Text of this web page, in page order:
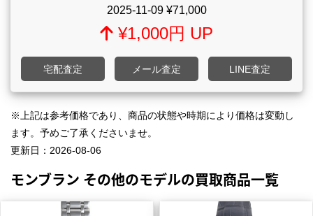
2025-11-09¥71,000
¥1,000円 UP
宅配査定 メール査定 LINE査定
※上記は参考価格であり、商品の状態や時期により価格は変動し
ます。予めご了承くださいませ。
更新日： 2026-08-06
モンブラン その他のモデルの買取商品一覧